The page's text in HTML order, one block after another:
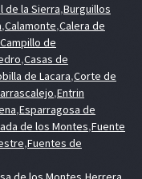
de la Sierra,Burguillos
,Calamonte,Calera de
Campillo de
,Casas de
de Lacara,Corte de
,Entrin
,Esparragosa de
de los Montes,Fuente
,Fuentes de